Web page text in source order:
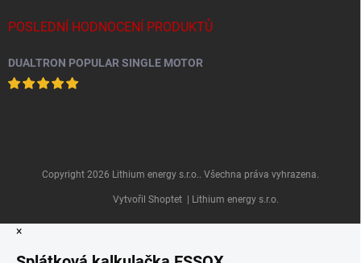
POSLEDNÍ HODNOCENÍ PRODUKTŮ
DUALTRON POPULAR SINGLE MOTOR
Vytvořil Shoptet | Lithium energy s.r.o.
Copyright 2026 Lithium energy s.r.o.. Všechna práva vyhrazena.
×